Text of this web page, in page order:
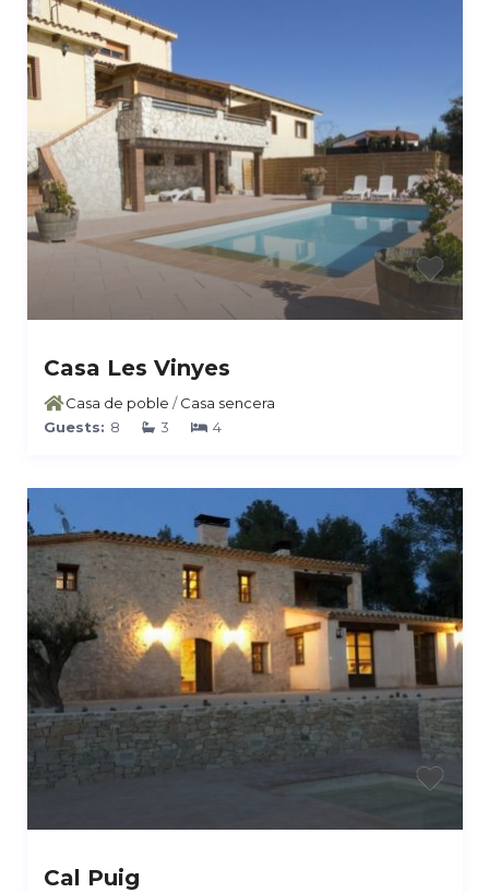
Casa Les Vinyes
Casa de poble /Casa sencera
Guests: 8 3 4
Cal Puig